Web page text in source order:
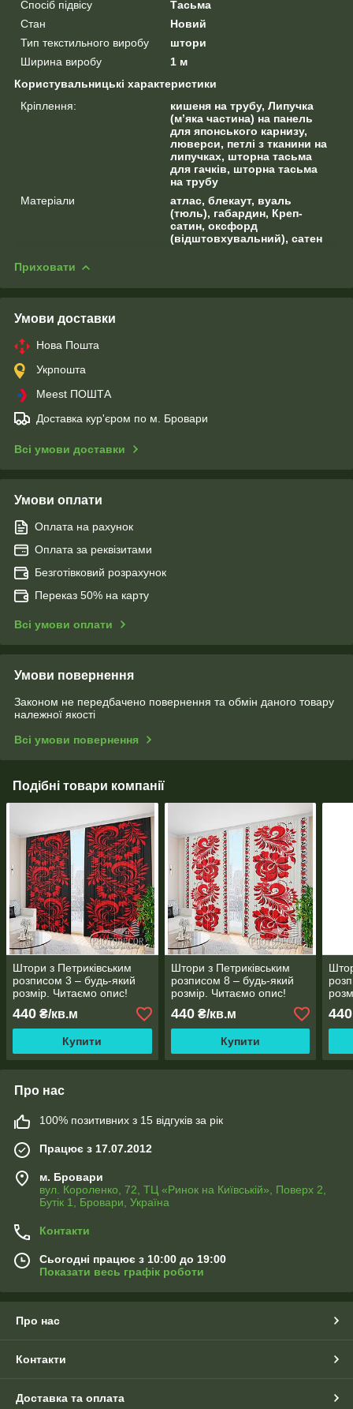
Спосіб підвісу
Тасьма
Стан
Новий
Тип текстильного виробу
штори
Ширина виробу
1 м
Користувальницькі характеристики
Кріплення:
кишеня на трубу, Липучка
(м’яка частина) на панель
для японського карнизу,
люверси, петлі з тканини на
липучках, шторна тасьма
для гачків, шторна тасьма
на трубу
Матеріали
атлас, блекаут, вуаль
(тюль), габардин, Креп-
сатин, оксфорд
(відштовхувальний), сатен
Приховати
Умови доставки
Нова Пошта
Укрпошта
Meest ПОШТА
Доставка кур'єром по м. Бровари
Всі умови доставки
Умови оплати
Оплата на рахунок
Оплата за реквізитами
Безготівковий розрахунок
Переказ 50% на карту
Всі умови оплати
Умови повернення
Законом не передбачено повернення та обмін даного товару
належної якості
Всі умови повернення
Подібні товари компанії
Штори з Петриківським
розписом 3 – будь-який
розмір. Читаємо опис!
440 ₴/кв.м
Купити
Штори з Петриківським
розписом 8 – будь-який
розмір. Читаємо опис!
440₴/кв.м
Купити
440
Про нас
100% позитивних з 15 відгуків за рік
Працює з 17.07.2012
м. Бровари
вул. Короленко, 72, ТЦ «Ринок на Київській», Поверх 2,
Бутік 1, Бровари, Україна
Контакти
Сьогодні працює з 10:00 до 19:00
Показати весь графік роботи
Про нас
Контакти
Доставка та оплата